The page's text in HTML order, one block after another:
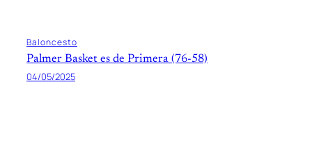
Baloncesto
Palmer Basket es de Primera (76-58)
04/05/2025